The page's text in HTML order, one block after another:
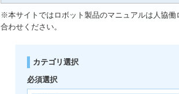
※本サイトではロボット製品のマニュアルは人協
合わせください。
カテゴリ選択
必須選択